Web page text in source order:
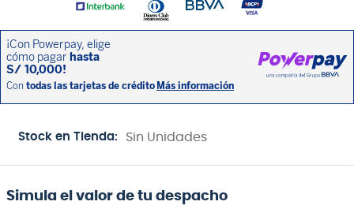
Stock en Tienda: Sin Unidades
Simula el valor de tu despacho